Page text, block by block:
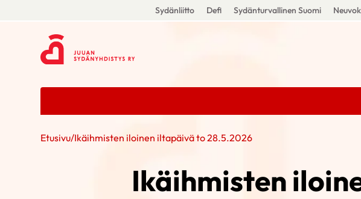
Sydänliitto Defi Sydänturvallinen Suomi
Etusivu/Ikäihmisten iloinen iltapäivä to 28.5.2026
Ikäihmisten